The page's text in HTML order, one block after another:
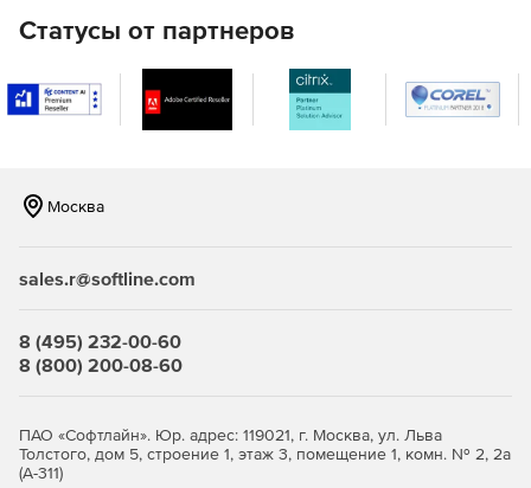
звукового канала 5.1 без понижающего
микширования.
мультимедиа или дрожания вращающейся камеры в
Просмотр всех кадров на временной шкале
Выпуск фильмов в формате видеофайла MKV.
2K или 4K Ultra HD.
Статусы от партнеров
Москва
sales.r@softline.com
8 (495) 232-00-60
8 (800) 200-08-60
ПАО «Софтлайн». Юр. адрес: 119021, г. Москва, ул. Льва
Толстого, дом 5, строение 1, этаж 3, помещение 1, комн. № 2, 2а
(А-311)